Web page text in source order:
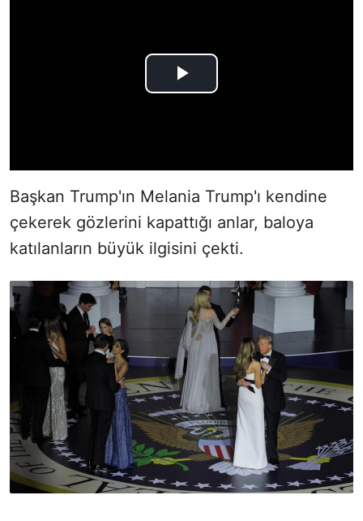
Başkan Trump'ın Melania Trump'ı kendine
çekerek gözlerini kapattığı anlar, baloya
katılanların büyük ilgisini çekti.